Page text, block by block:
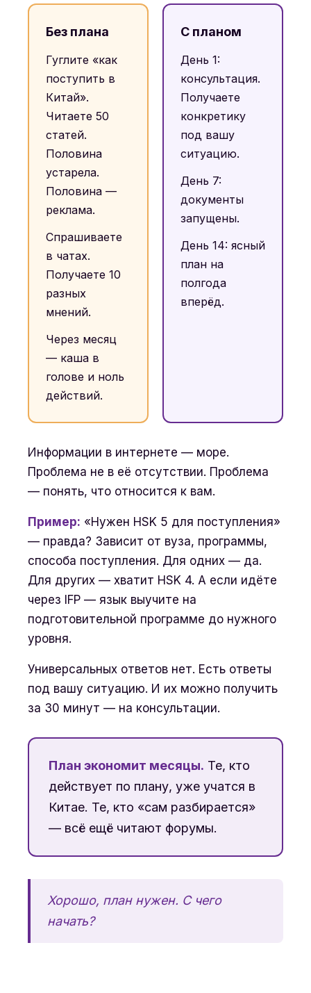
Без плана
Гуглите «как
поступить в
Китай».
Читаете 50
статей.
Половина
устарела.
Половина —
реклама.
Спрашиваете
в чатах.
Получаете 10
разных
мнений.
Через месяц
— каша в
голове и ноль
действий.
С планом
День 1:
консультация.
Получаете
конкретику
под вашу
ситуацию.
День 7:
документы
запущены.
День 14: ясный
план на
полгода
вперёд.
Информации в интернете — море.
Проблема не в её отсутствии. Проблема
— понять, что относится к вам.
Пример: «Нужен HSK 5 для поступления»
— правда? Зависит от вуза, программы,
способа поступления. Для одних — да.
Для других — хватит HSK 4. А если идёте
через IFP — язык выучите на
подготовительной программе до нужного
уровня.
Универсальных ответов нет. Есть ответы
под вашу ситуацию. И их можно получить
за 30 минут — на консультации.
План экономит месяцы. Те, кто
действует по плану, уже учатся в
Китае. Те, кто «сам разбирается»
— всё ещё читают форумы.
Хорошо, план нужен. С чего
начать?